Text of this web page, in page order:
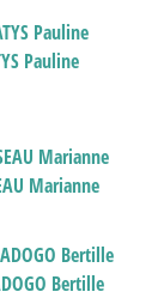
Pauline
Marianne
Bertille